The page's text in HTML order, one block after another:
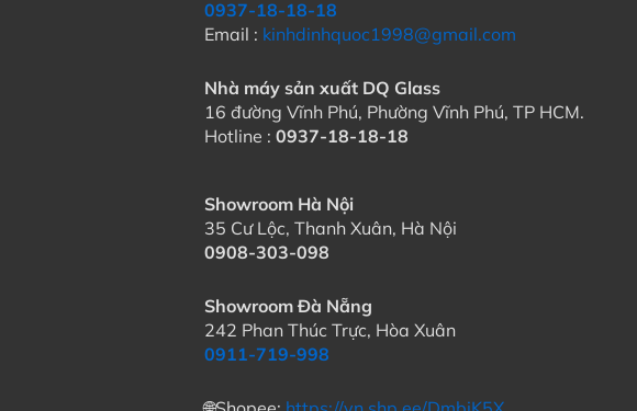
0937-18-18-18
Email : kinhdinhquoc1998@gmail.com
Nhà máy sản xuất DQ Glass
16 đường Vĩnh Phú, Phường Vĩnh Phú, TP HCM.
Hotline : 0937-18-18-18
Showroom Hà Nội
35 Cư Lộc, Thanh Xuân, Hà Nội
0908-303-098
Showroom Đà Nẵng
242 Phan Thúc Trực, Hòa Xuân
0911-719-998